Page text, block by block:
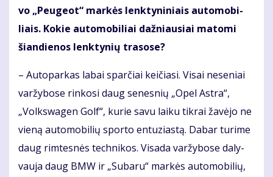
vo „Peu­ge­ot“ mar­kės lenk­ty­ni­niais au­to­mo­bi­
liais. Ko­kie au­to­mo­bi­liai daž­niau­siai ma­to­mi
šian­die­nos lenk­ty­nių tra­so­se?
– Au­to­par­kas la­bai spar­čiai kei­čia­si. Vi­sai ne­se­niai
var­žy­bo­se rin­ko­si daug se­nes­nių „Opel Ast­ra“,
„Volks­wa­gen Golf“, ku­rie sa­vu lai­ku tik­rai ža­vė­jo ne
vie­ną au­to­mo­bi­lių spor­to en­tu­zias­tą. Da­bar tu­ri­me
daug rim­tes­nės tech­ni­kos. Vi­sa­da var­žy­bo­se da­ly­
vau­ja daug BMW ir „Su­ba­ru“ mar­kės au­to­mo­bi­lių,